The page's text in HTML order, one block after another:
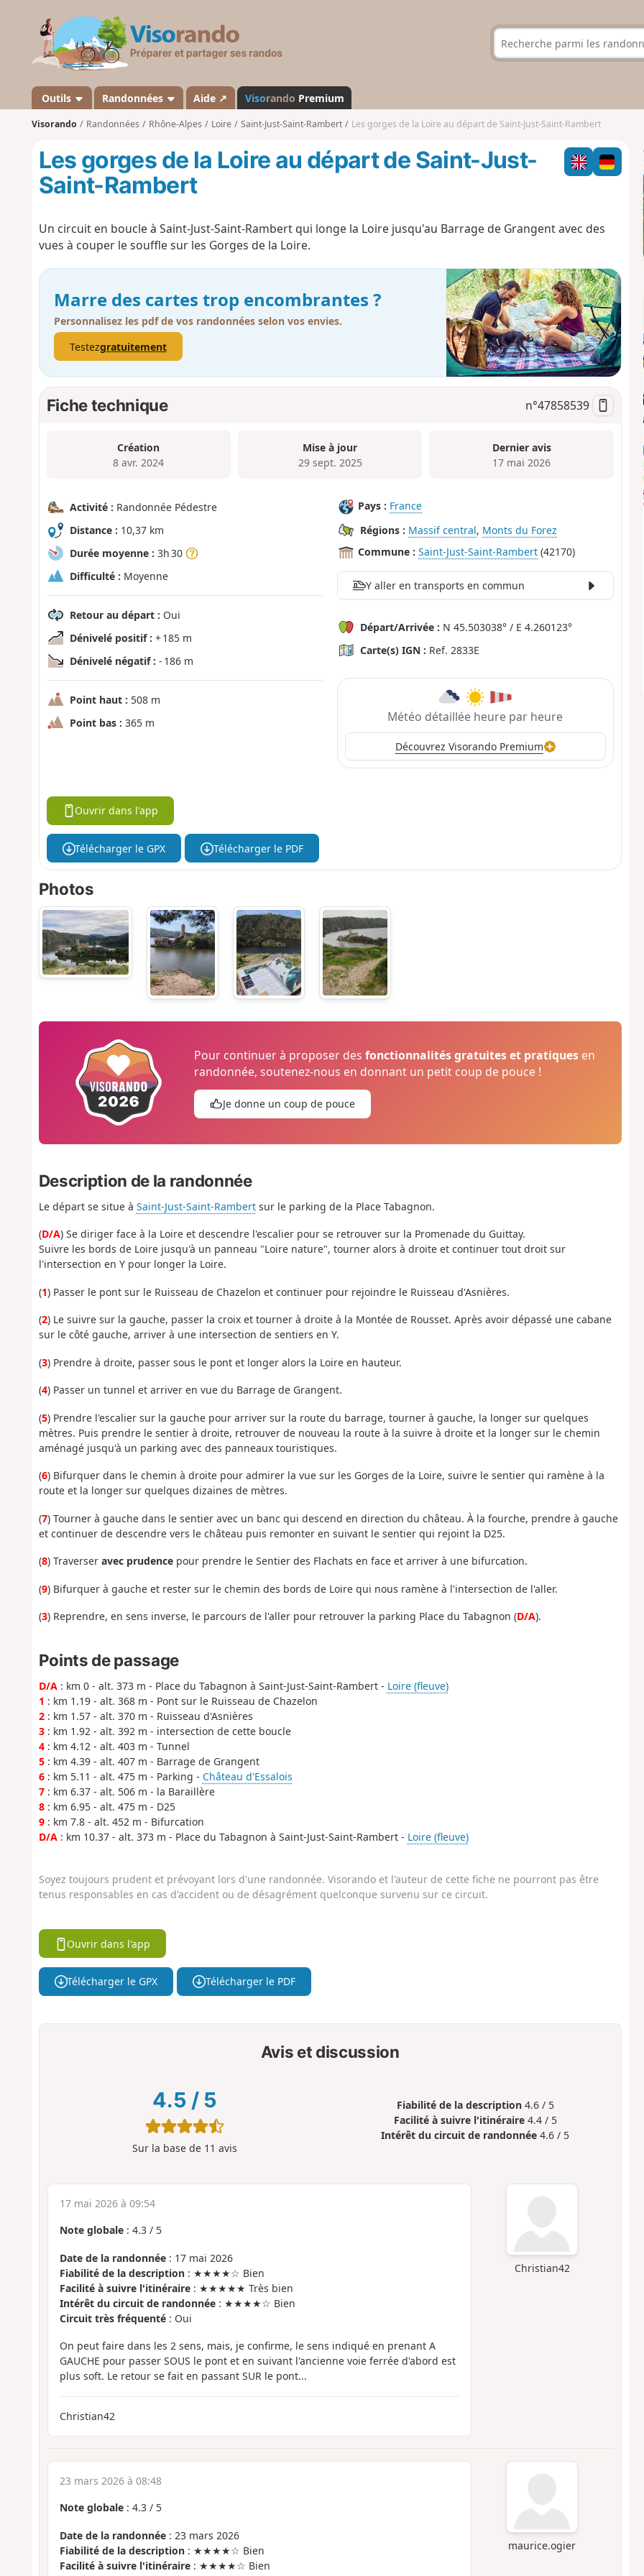
s
a
n
d
Outils Randonnées Aide ↗ Visorando Premium
Visorando Randonnées Rhône-Alpes Loire Saint-Just-Saint-Rambert Les gorges de la Loire au départ de Saint-Just-Saint-Rambert
Les gorges de la Loire au départ de Saint-Just-
Saint-Rambert
Un circuit en boucle à Saint-Just-Saint-Rambert qui longe la Loire jusqu'au Barrage de Grangent avec des
vues à couper le souffle sur les Gorges de la Loire.
Marre des cartes trop encombrantes ?
Personnalisez les pdf de vos randonnées selon vos envies.
Testezgratuitement
Fiche technique n°47858539
Création
8 avr. 2024
Mise à jour
29 sept. 2025
Dernier avis
17 mai 2026
Activité : Randonnée Pédestre
Distance : 10,37 km
Durée moyenne : 3h 30
Difficulté : Moyenne
Retour au départ : Oui
Dénivelé positif : + 185 m
Dénivelé négatif : - 186 m
Point haut : 508 m
Point bas : 365 m
Pays : France
Régions : Massif central, Monts du Forez
Commune : Saint-Just-Saint-Rambert (42170)
Y aller en transports en commun
Départ/Arrivée : N 45.503038° / E 4.260123°
Carte(s) IGN : Ref. 2833E
Météo détaillée heure par heure
Découvrez Visorando Premium
Ouvrir dans l'app
Télécharger le GPX Télécharger le PDF
Photos
Pour continuer à proposer desfonctionnalités gratuites et pratiques en
randonnée, soutenez-nous en donnant un petit coup de pouce !
Je donne un coup de pouce
Description de la randonnée
Le départ se situe à Saint-Just-Saint-Rambertsur le parking de la Place Tabagnon.
(D/A) Se diriger face à la Loire et descendre l'escalier pour se retrouver sur la Promenade du Guittay.
Suivre les bords de Loire jusqu'à un panneau "Loire nature", tourner alors à droite et continuer tout droit sur
l'intersection en Y pour longer la Loire.
(1) Passer le pont sur le Ruisseau de Chazelon et continuer pour rejoindre le Ruisseau d'Asnières.
(2) Le suivre sur la gauche, passer la croix et tourner à droite à la Montée de Rousset. Après avoir dépassé une cabane
sur le côté gauche, arriver à une intersection de sentiers en Y.
(3) Prendre à droite, passer sous le pont et longer alors la Loire en hauteur.
(4) Passer un tunnel et arriver en vue du Barrage de Grangent.
(5) Prendre l'escalier sur la gauche pour arriver sur la route du barrage, tourner à gauche, la longer sur quelques
mètres. Puis prendre le sentier à droite, retrouver de nouveau la route à la suivre à droite et la longer sur le chemin
aménagé jusqu'à un parking avec des panneaux touristiques.
(6) Bifurquer dans le chemin à droite pour admirer la vue sur les Gorges de la Loire, suivre le sentier qui ramène à la
route et la longer sur quelques dizaines de mètres.
(7) Tourner à gauche dans le sentier avec un banc qui descend en direction du château. À la fourche, prendre à gauche
et continuer de descendre vers le château puis remonter en suivant le sentier qui rejoint la D25.
(8) Traverseravec prudencepour prendre le Sentier des Flachats en face et arriver à une bifurcation.
(9) Bifurquer à gauche et rester sur le chemin des bords de Loire qui nous ramène à l'intersection de l'aller.
(3) Reprendre, en sens inverse, le parcours de l'aller pour retrouver la parking Place du Tabagnon (D/A).
Points de passage
D/A: km 0 - alt. 373 m - Place du Tabagnon à Saint-Just-Saint-Rambert - Loire (fleuve)
1 : km 1.19 - alt. 368 m - Pont sur le Ruisseau de Chazelon
2: km 1.57 - alt. 370 m - Ruisseau d'Asnières
3: km 1.92 - alt. 392 m - intersection de cette boucle
4: km 4.12 - alt. 403 m - Tunnel
5: km 4.39 - alt. 407 m - Barrage de Grangent
6: km 5.11 - alt. 475 m - Parking - Château d'Essalois
7: km 6.37 - alt. 506 m - la Baraillère
8: km 6.95 - alt. 475 m - D25
9: km 7.8 - alt. 452 m - Bifurcation
D/A: km 10.37 - alt. 373 m - Place du Tabagnon à Saint-Just-Saint-Rambert - Loire (fleuve)
Soyez toujours prudent et prévoyant lors d'une randonnée. Visorando et l'auteur de cette fiche ne pourront pas être
tenus responsables en cas d'accident ou de désagrément quelconque survenu sur ce circuit.
Ouvrir dans l'app
Télécharger le GPX Télécharger le PDF
Avis et discussion
4.5 / 5
Sur la base de 11 avis
Fiabilité de la description 4.6 / 5
Facilité à suivre l'itinéraire 4.4 / 5
Intérêt du circuit de randonnée 4.6 / 5
Christian42
17 mai 2026 à 09:54
Note globale: 4.3/ 5
Date de la randonnée: 17 mai 2026
Fiabilité de la description: ★★★★☆ Bien
Facilité à suivre l'itinéraire: ★★★★★ Très bien
Intérêt du circuit de randonnée: ★★★★☆ Bien
Circuit très fréquenté: Oui
On peut faire dans les 2 sens, mais, je confirme, le sens indiqué en prenant A
GAUCHE pour passer SOUS le pont et en suivant l'ancienne voie ferrée d'abord est
plus soft. Le retour se fait en passant SUR le pont...
Christian42
maurice.ogier
23 mars 2026 à 08:48
Note globale: 4.3/ 5
Date de la randonnée: 23 mars 2026
Fiabilité de la description: ★★★★☆ Bien
Facilité à suivre l'itinéraire: ★★★★☆ Bien